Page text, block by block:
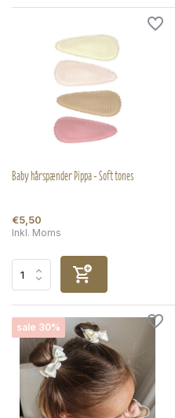
Baby hårspænder Pippa - Soft tones
€5,50
Inkl. Moms
sale 30%